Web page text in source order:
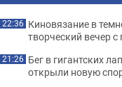
22:36 Киновязание в
творческий вечер
21:26 Бег в гигантских
открыли новую